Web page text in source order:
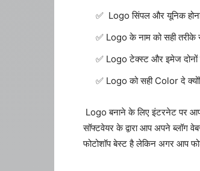
Logo सिंपल और यूनिक होना
Logo के नाम को सही
Logo टेक्स्ट और इमेज दोनों
Logo को सही Color दे
Logo बनाने के लिए इंटरनेट पर
सॉफ्टवेयर के द्वारा आप अपने
फोटोशॉप बेस्ट है लेकिन अगर आप